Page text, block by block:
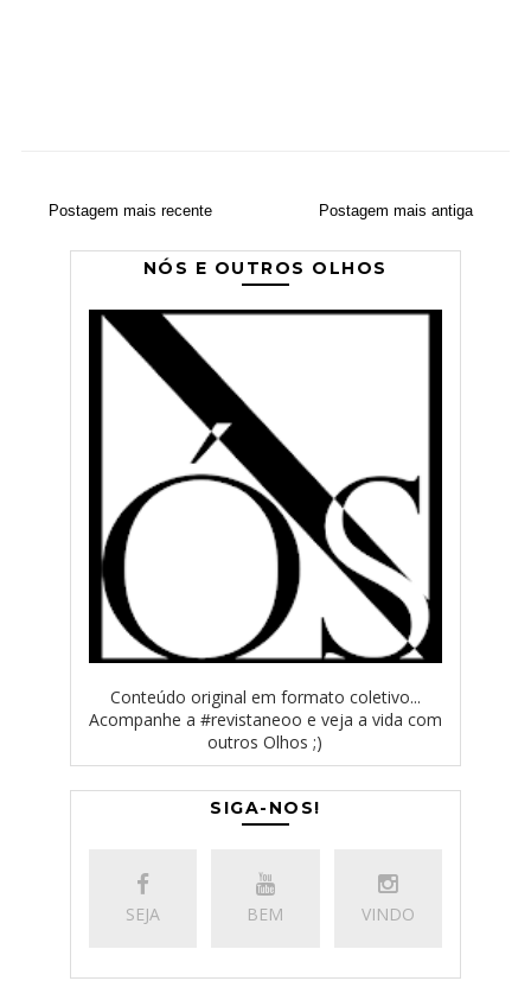
Postagem mais recente Postagem mais antiga
NÓS E OUTROS OLHOS
Conteúdo original em formato coletivo...
Acompanhe a #revistaneoo e veja a vida com
outros Olhos ;)
SIGA-NOS!
SEJA BEM VINDO